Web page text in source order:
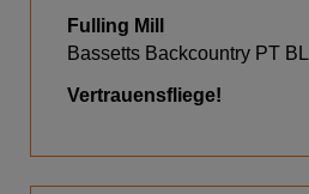
Fulling Mill
Bassetts Backcountry PT BL
Vertrauensfliege!